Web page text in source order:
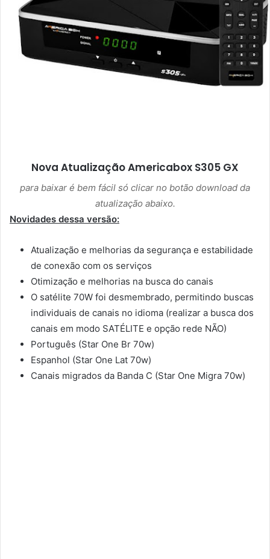
Nova AtualizaçãoAmericabox S305 GX
para baixar é bem fácil só clicar no botão download da
atualização abaixo.
Novidades dessa versão:
Atualização e melhorias da segurança e estabilidade
de conexão com os serviços
Otimização e melhorias na busca do canais
O satélite 70W foi desmembrado, permitindo buscas
individuais de canais no idioma (realizar a busca dos
canais em modo SATÉLITE e opção rede NÃO)
Português (Star One Br 70w)
Espanhol (Star One Lat 70w)
Canais migrados da Banda C (Star One Migra 70w)